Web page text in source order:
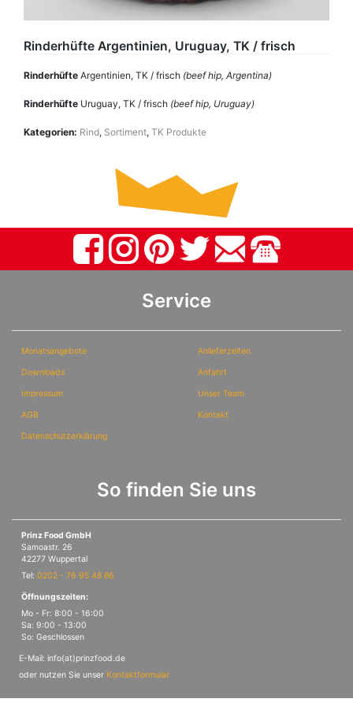
Rinderhüfte Argentinien, Uruguay, TK / frisch
Rinderhüfte Argentinien, TK / frisch (beef hip, Argentina)
Rinderhüfte Uruguay, TK / frisch (beef hip, Uruguay)
Kategorien: Rind, Sortiment, TK Produkte
Service
Monatsangebote
Downloads
Impressum
AGB
Datenschutzerklärung
Anlieferzeiten
Anfahrt
Unser Team
Kontakt
So finden Sie uns
Prinz Food GmbH
Samoastr. 26
42277 Wuppertal
Tel: 0202 - 76 95 48 86
Öffnungszeiten:
Mo - Fr: 8:00 - 16:00
Sa: 9:00 - 13:00
So: Geschlossen
E-Mail: info(at)prinzfood.de
oder nutzen Sie unser Kontaktformular